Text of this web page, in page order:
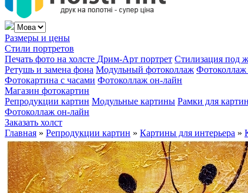
Размеры и цены
Стили портретов
Печать фото на холсте Дрим-Арт портрет Стилизация под
Ретушь и замена фона Модульный фотоколлаж Фотоколлаж
Фотокартина с часами Фотоколлаж он-лайн
Магазин фотокартин
Репродукции картин Модульные картины Рамки для картин
Фотоколлаж он-лайн
Заказать холст
Главная » Репродукции картин » Картины для интерьера »